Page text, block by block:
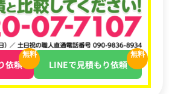
依頼
無料
LINEで見積もり依頼
無料